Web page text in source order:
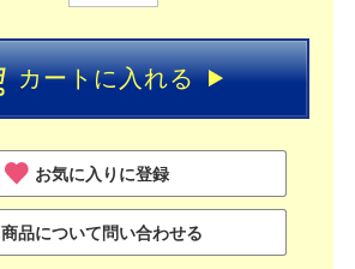
カートに入れる
お気に入りに登録
商品について問い合わせる